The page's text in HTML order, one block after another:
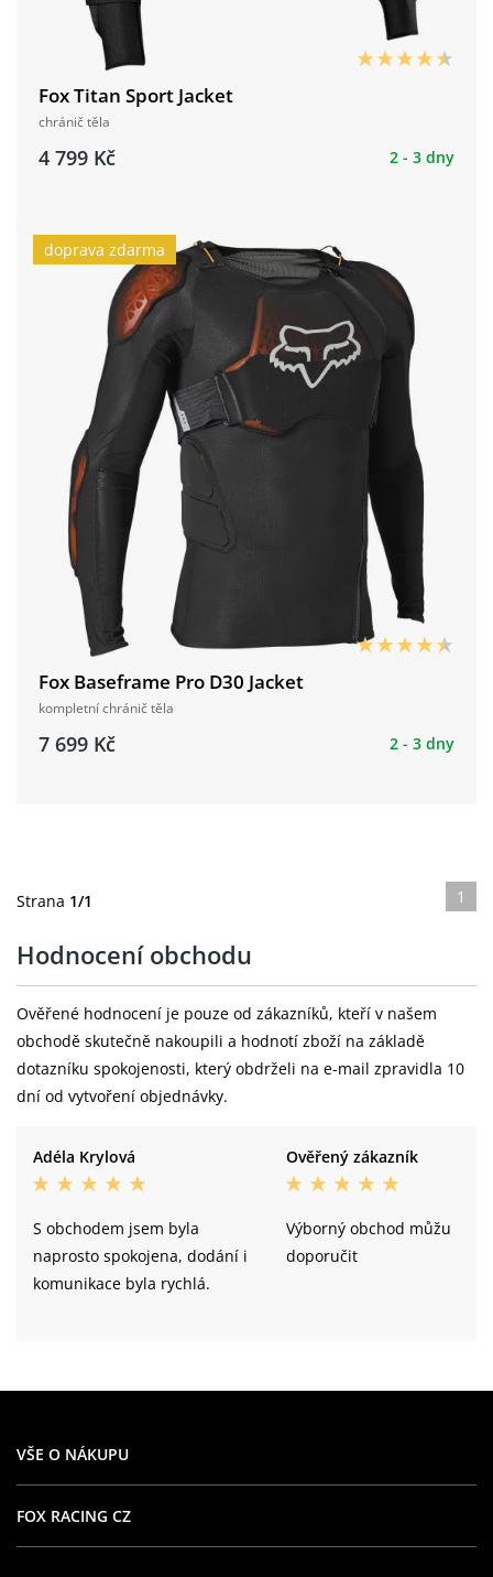
Fox Titan Sport Jacket
chránič těla
4 799 Kč 2 - 3 dny
doprava zdarma
Fox Baseframe Pro D30 Jacket
kompletní chránič těla
7 699 Kč 2 - 3 dny
Strana 1/1 1
Hodnocení obchodu
Ověřené hodnocení je pouze od zákazníků, kteří v našem
obchodě skutečně nakoupili a hodnotí zboží na základě
dotazníku spokojenosti, který obdrželi na e-mail zpravidla 10
dní od vytvoření objednávky.
Adéla Krylová
S obchodem jsem byla
naprosto spokojena, dodání i
komunikace byla rychlá.
Ověřený zákazník
Výborný obchod můžu
doporučit
VŠE O NÁKUPU
FOX RACING CZ